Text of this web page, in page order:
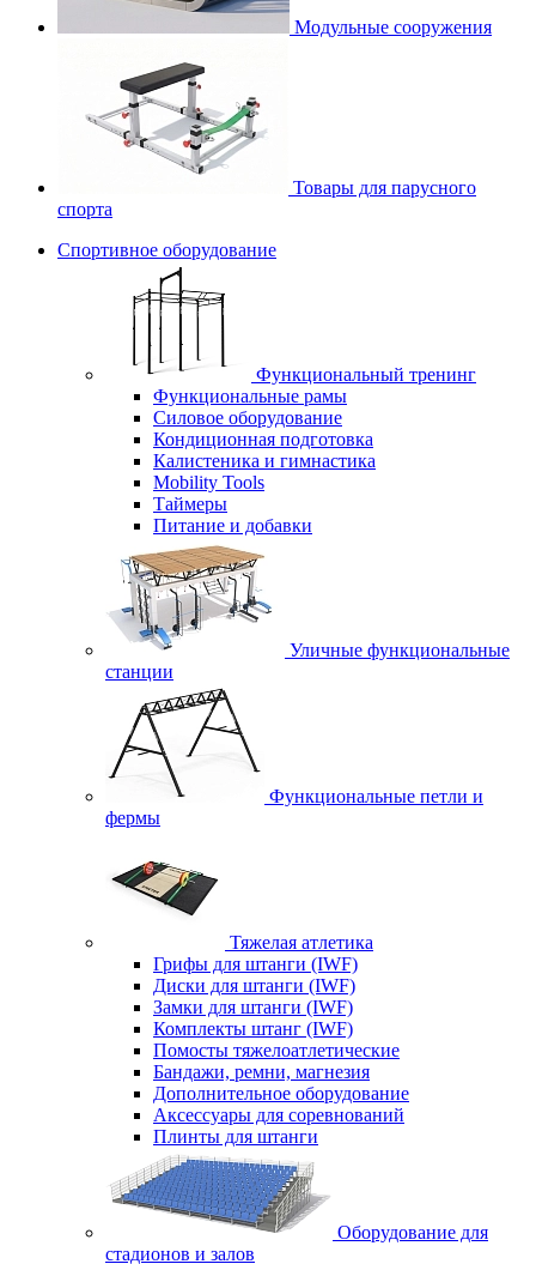
Модульные сооружения
Товары для парусного
спорта
Спортивное оборудование
Функциональный тренинг
Функциональные рамы
Силовое оборудование
Кондиционная подготовка
Калистеника и гимнастика
Mobility Tools
Таймеры
Питание и добавки
Уличные функциональные
станции
Функциональные петли и
фермы
Тяжелая атлетика
Грифы для штанги (IWF)
Диски для штанги (IWF)
Замки для штанги (IWF)
Комплекты штанг (IWF)
Помосты тяжелоатлетические
Бандажи, ремни, магнезия
Дополнительное оборудование
Аксессуары для соревнований
Плинты для штанги
Оборудование для
стадионов и залов